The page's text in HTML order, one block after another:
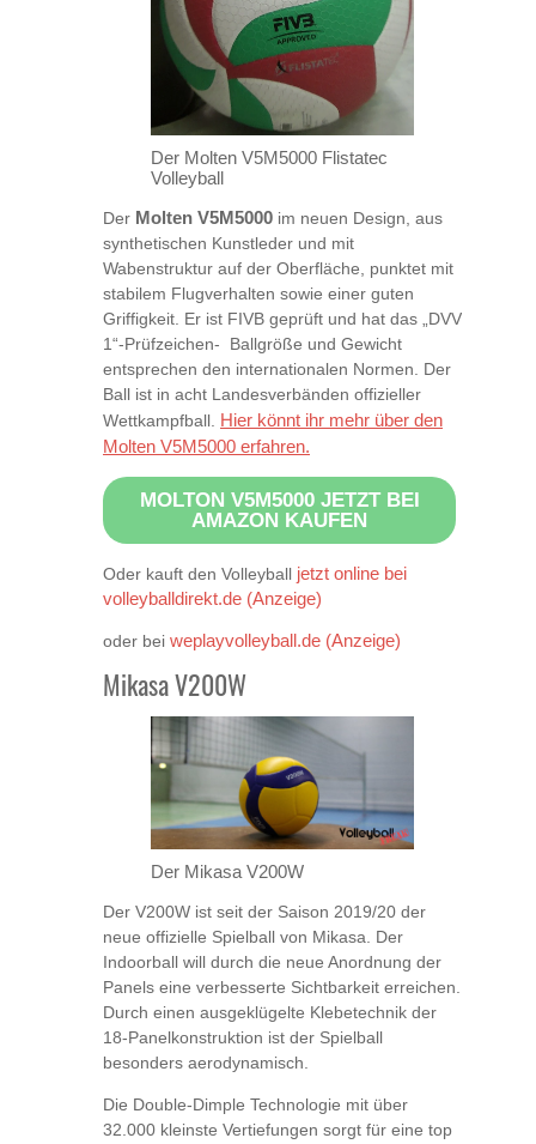
Der Molten V5M5000 Flistatec
Volleyball
Der Molten V5M5000 im neuen Design, aus
synthetischen Kunstleder und mit
Wabenstruktur auf der Oberfläche, punktet mit
stabilem Flugverhalten sowie einer guten
Griffigkeit. Er ist FIVB geprüft und hat das „DVV
1“-Prüfzeichen- Ballgröße und Gewicht
entsprechen den internationalen Normen. Der
Ball ist in acht Landesverbänden offizieller
Wettkampfball. Hier könnt ihr mehr über den
Molten V5M5000 erfahren.
MOLTON V5M5000 JETZT BEI
AMAZON KAUFEN
Oder kauft den Volleyball jetzt online bei
volleyballdirekt.de (Anzeige)
oder bei weplayvolleyball.de (Anzeige)
Mikasa V200W
Der Mikasa V200W
Der V200W ist seit der Saison 2019/20 der
neue offizielle Spielball von Mikasa. Der
Indoorball will durch die neue Anordnung der
Panels eine verbesserte Sichtbarkeit erreichen.
Durch einen ausgeklügelte Klebetechnik der
18-Panelkonstruktion ist der Spielball
besonders aerodynamisch.
Die Double-Dimple Technologie mit über
32.000 kleinste Vertiefungen sorgt für eine top